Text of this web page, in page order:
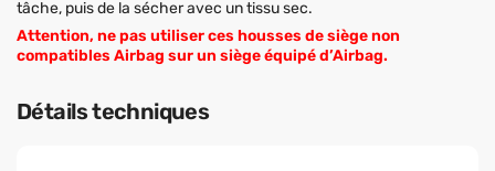
tâche, puis de la sécher avec un tissu sec.
Attention, ne pas utiliser ces housses de siège non
compatibles Airbag sur un siège équipé d’Airbag.
Détails techniques